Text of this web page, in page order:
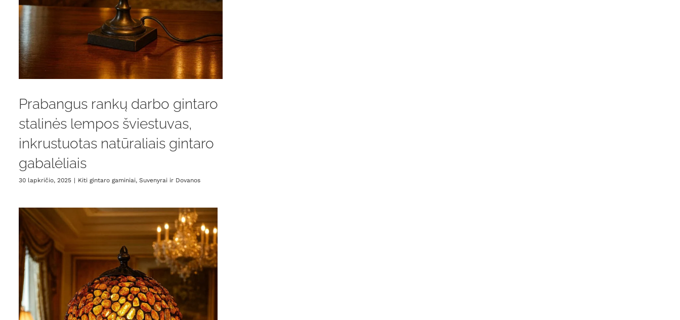
Prabangus rankų darbo gintaro
stalinės lempos šviestuvas,
inkrustuotas natūraliais gintaro
gabalėliais
30 lapkričio, 2025 | Kiti gintaro gaminiai, Suvenyrai ir Dovanos